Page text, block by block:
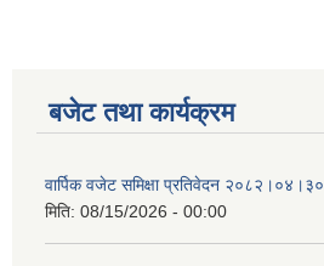
बजेट तथा कार्यक्रम
वार्पिक वजेट समिक्षा प्रतिवेदन २०८२।०४।३०
मिति: 08/15/2026 - 00:00